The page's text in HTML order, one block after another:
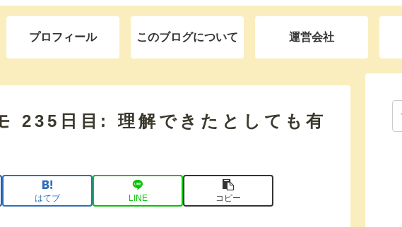
プロフィール このブログについて 運営会社
235日目: 理解できたとしても有
はてブ LINE コピー